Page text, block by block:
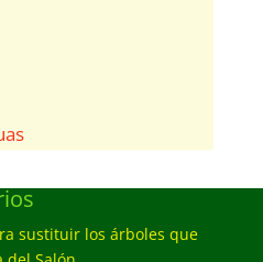
sustituir los árboles que